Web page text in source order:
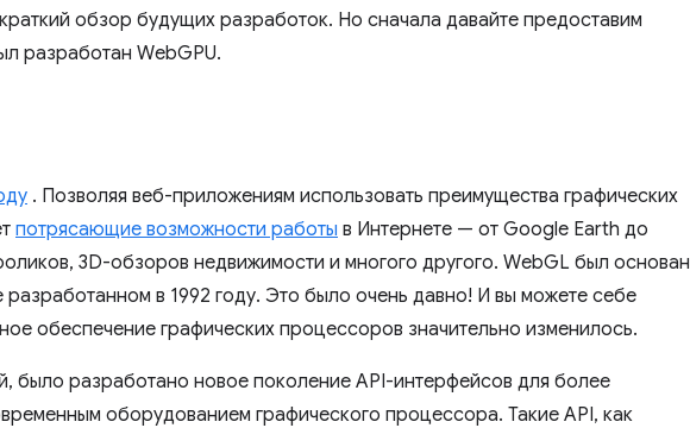
обзор будущих разработок. Но сначала давайте предоставим
разработан WebGPU.
. Позволяя веб-приложениям использовать преимущества графических
потрясающие возможности работы в Интернете — от Google Earth до
3D-обзоров недвижимости и многого другого. WebGL был основан
разработанном в 1992 году. Это было очень давно! И вы можете себе
обеспечение графических процессоров значительно изменилось.
было разработано новое поколение API-интерфейсов для более
оборудованием графического процессора. Такие API, как